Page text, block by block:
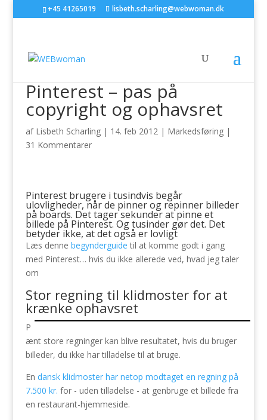
+45 41265019 lisbeth.scharling@webwoman.dk
Pinterest – pas på
copyright og ophavsret
af Lisbeth Scharling| 14. feb 2012| Markedsføring|
31 Kommentarer
Pinterest brugere i tusindvis begår
ulovligheder, når de pinner og repinner billeder
på boards. Det tager sekunder at pinne et
billede på Pinterest. Og tusinder gør det. Det
betyder ikke, at det også er lovligt
Læs denne begynderguide til at komme godt i gang
med Pinterest… hvis du ikke allerede ved, hvad jeg taler
om
Stor regning til klidmoster for at
krænke ophavsret
P
ænt store regninger kan blive resultatet, hvis du bruger
billeder, du ikke har tilladelse til at bruge.
En dansk klidmoster har netop modtaget en regning på
7.500 kr. for - uden tilladelse - at genbruge et billede fra
en restaurant-hjemmeside.